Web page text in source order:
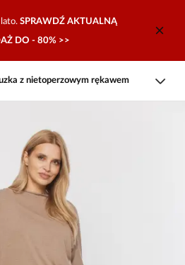
SPRAWDŹ AKTUALNĄ
DO - 80% >>
z nietoperzowym rękawem